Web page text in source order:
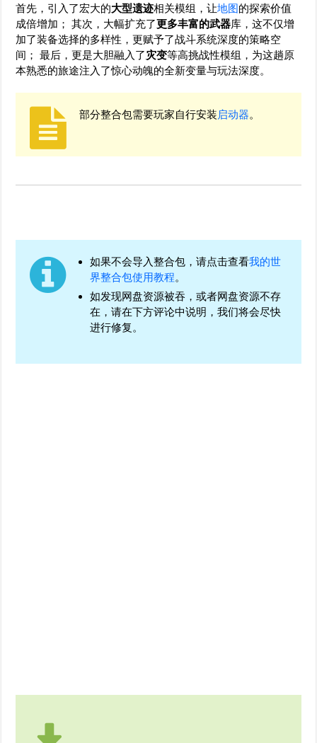
首先，引入了宏大的大型遗迹相关模组，让地图的探索价值
成倍增加； 其次，大幅扩充了更多丰富的武器库，这不仅增
加了装备选择的多样性，更赋予了战斗系统深度的策略空
间； 最后，更是大胆融入了灾变等高挑战性模组，为这趟原
本熟悉的旅途注入了惊心动魄的全新变量与玩法深度。
部分整合包需要玩家自行安装启动器。
如果不会导入整合包，请点击查看我的世
界整合包使用教程。
如发现网盘资源被吞，或者网盘资源不存
在，请在下方评论中说明，我们将会尽快
进行修复。